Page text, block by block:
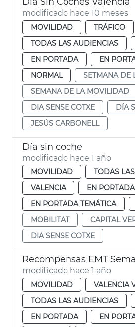
modificado hace 10 meses
MOVILIDAD
TRÁFICO
TODAS LAS AUDIENCIAS
EN PORTADA
EN
NORMAL
SETMANA DE
SEMANA DE LA MOVILIDAD
DIA SENSE COTXE
DÍA
JESÚS CARBONELL
Día sin coche
modificado hace 1 año
MOVILIDAD
TODAS
VALENCIA
EN PORTADA
EN PORTADA TEMÁTICA
MOBILITAT
CAPITAL
DIA SENSE COTXE
modificado hace 1 año
MOVILIDAD
VALENCIA
TODAS LAS AUDIENCIAS
EN PORTADA
EN